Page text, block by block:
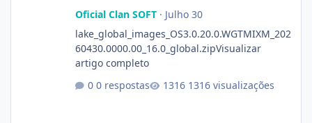
Oficial Clan SOFT· Julho 30
lake_global_images_OS3.0.20.0.WGTMIXM_202
60430.0000.00_16.0_global.zipVisualizar
artigo completo
0 respostas
1316 visualizações